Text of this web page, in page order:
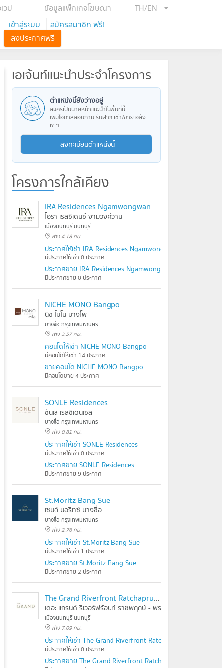
TH/EN
ข้อมูลแพ็กเกจโฆษณา
วป
เข้าสู่ระบบ
สมัครสมาชิก ฟรี!
ลงประกาศฟรี
เอเจ้นท์แนะนำประจำโครงการ
ตำแหน่งนี้ยังว่างอยู่
สมัครเป็นนายหน้าแนะนำในพื้นที่นี้
เพิ่มโอกาสสอบถาม รับฝาก เช่า/ขาย อสัง
หาฯ
ลงทะเบียนตำแหน่งนี้
โครงการใกล้เคียง
IRA Residences Ngamwongwan
ไอรา เรสซิเดนซ์ งามวงศ์วาน
เมืองนนทบุรี นนทบุรี
ห่าง 4.18 กม.
ประกาศให้เช่า IRA Residences Ngamwongwan
มีประกาศให้เช่า 0 ประกาศ
ประกาศขาย IRA Residences Ngamwongwan
มีประกาศขาย 0 ประกาศ
NICHE MONO Bangpo
นิช โมโน บางโพ
บางซื่อ กรุงเทพมหานคร
ห่าง 3.57 กม.
คอนโดให้เช่า NICHE MONO Bangpo
มีคอนโดให้เช่า 14 ประกาศ
ขายคอนโด NICHE MONO Bangpo
มีคอนโดขาย 4 ประกาศ
SONLE Residences
ซันเล เรสซิเดนเซส
บางซื่อ กรุงเทพมหานคร
ห่าง 0.81 กม.
ประกาศให้เช่า SONLE Residences
มีประกาศให้เช่า 0 ประกาศ
ประกาศขาย SONLE Residences
มีประกาศขาย 9 ประกาศ
St.Moritz Bang Sue
เซนต์ มอริทซ์ บางซื่อ
บางซื่อ กรุงเทพมหานคร
ห่าง 2.76 กม.
ประกาศให้เช่า St.Moritz Bang Sue
มีประกาศให้เช่า 1 ประกาศ
ประกาศขาย St.Moritz Bang Sue
มีประกาศขาย 2 ประกาศ
The Grand Riverfront Ratchapruek - Rama 5
เดอะ แกรนด์ ริเวอร์ฟร้อนท์ ราชพฤกษ์ - พระราม 5
เมืองนนทบุรี นนทบุรี
ห่าง 7.09 กม.
ประกาศให้เช่า The Grand Riverfront Ratchapruek - Rama 5
มีประกาศให้เช่า 0 ประกาศ
ประกาศขาย The Grand Riverfront Ratchapruek - Rama 5